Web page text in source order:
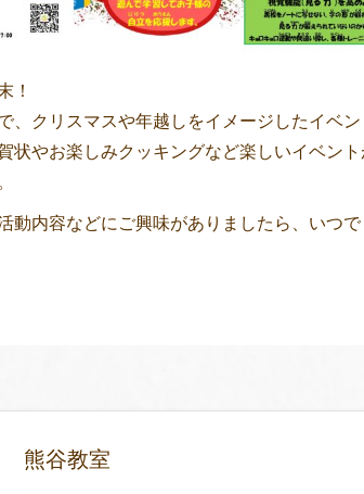
！
、クリスマスや年越しをイメージしたイベン
状やお楽しみクッキングなど楽しいイベン
動内容などにご興味がありましたら、いつ
熊谷教室